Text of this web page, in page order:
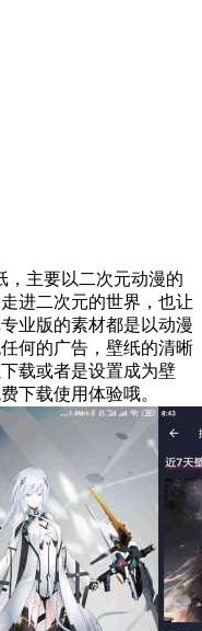
，主要以二次元动漫的
进二次元的世界，也让
业版的素材都是以动漫
何的广告，壁纸的清晰
载或者是设置成为壁
下载使用体验哦。